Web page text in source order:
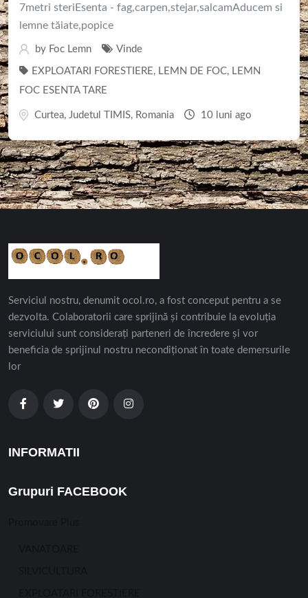
7metri steriEsenta - fag,carpen,stejar,salcamAducem si
lemne tăiate,popice
by Foc Lemn Vinde
EXPLOATARI FORESTIERE, LEMN DE FOC, LEMN
FOC ESENTA TARE
Curtea, Judetul TIMIS, Romania 10 luni ago
Serviciul nostru, denumit ocol.ro, a fost conceput pentru a se
dezvolta. Colaboratorii care sprijină și contribuie la evoluția
serviciului sunt considerați parteneri de încredere și vor
beneficia de sprijinul nostru necondiționat în toate demersurile
lor
INFORMATII
Grupuri FACEBOOK